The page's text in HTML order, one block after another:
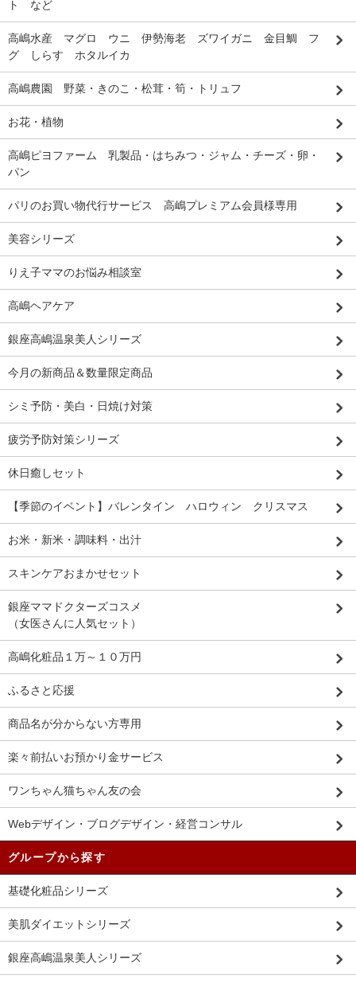
ト など
高嶋水産 マグロ ウニ 伊勢海老 ズワイガニ 金目鯛 フ
グ しらす ホタルイカ
高嶋農園 野菜・きのこ・松茸・筍・トリュフ
お花・植物
高嶋ピヨファーム 乳製品・はちみつ・ジャム・チーズ・卵・
パン
パリのお買い物代行サービス 高嶋プレミアム会員様専用
美容シリーズ
りえ子ママのお悩み相談室
高嶋ヘアケア
銀座高嶋温泉美人シリーズ
今月の新商品＆数量限定商品
シミ予防・美白・日焼け対策
疲労予防対策シリーズ
休日癒しセット
【季節のイベント】バレンタイン ハロウィン クリスマス
お米・新米・調味料・出汁
スキンケアおまかせセット
銀座ママドクターズコスメ
（女医さんに人気セット）
高嶋化粧品１万～１０万円
ふるさと応援
商品名が分からない方専用
楽々前払いお預かり金サービス
ワンちゃん猫ちゃん友の会
Webデザイン・ブログデザイン・経営コンサル
グループから探す
基礎化粧品シリーズ
美肌ダイエットシリーズ
銀座高嶋温泉美人シリーズ